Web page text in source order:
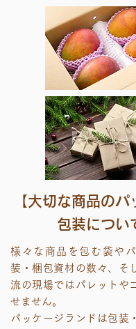
【大切な商品のパ
包装につい
様々な商品を包む袋や
装・梱包資材の数々、そ
流の現場ではパレットや
せません。
パッケージランドは包装